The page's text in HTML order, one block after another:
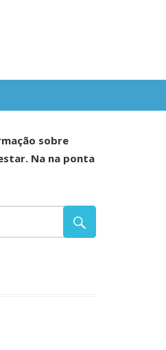
sobre
Na na ponta